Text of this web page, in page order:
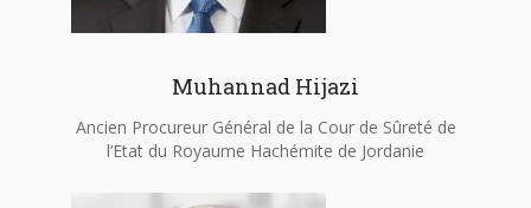
Muhannad Hijazi
Ancien Procureur Général de la Cour de Sûreté de
l’Etat du Royaume Hachémite de Jordanie